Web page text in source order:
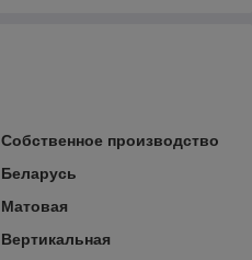
Собственное производство
Беларусь
Матовая
Вертикальная